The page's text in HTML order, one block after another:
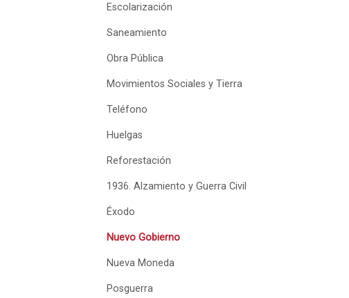
Escolarización
Saneamiento
Obra Pública
Movimientos Sociales y Tierra
Teléfono
Huelgas
Reforestación
1936. Alzamiento y Guerra Civil
Éxodo
Nuevo Gobierno
Nueva Moneda
Posguerra